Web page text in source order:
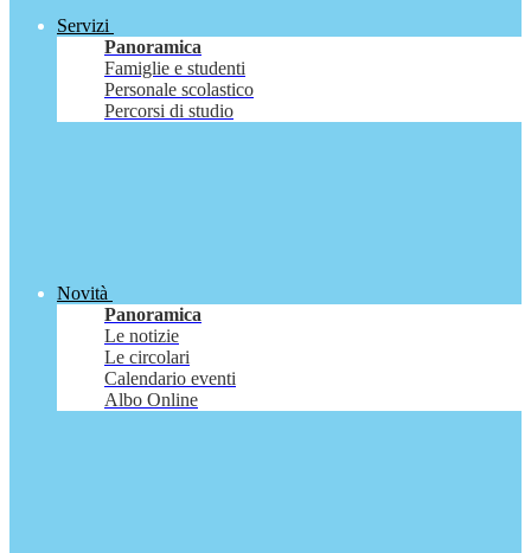
Servizi
Panoramica
Famiglie e studenti
Personale scolastico
Percorsi di studio
Novità
Panoramica
Le notizie
Le circolari
Calendario eventi
Albo Online